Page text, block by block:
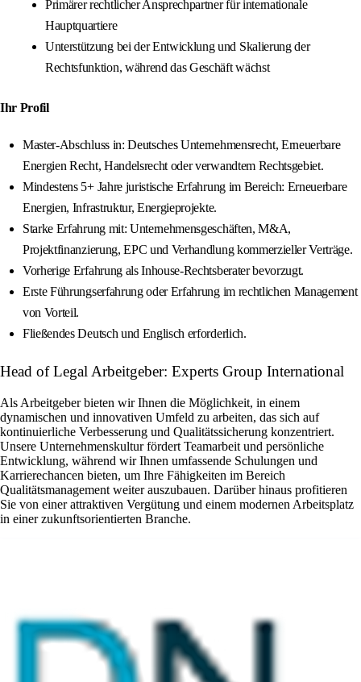
Primärer rechtlicher Ansprechpartner für internationale
Hauptquartiere
Unterstützung bei der Entwicklung und Skalierung der
Rechtsfunktion, während das Geschäft wächst
Ihr Profil
Master-Abschluss in: Deutsches Unternehmensrecht, Erneuerbare
Energien Recht, Handelsrecht oder verwandtem Rechtsgebiet.
Mindestens 5+ Jahre juristische Erfahrung im Bereich: Erneuerbare
Energien, Infrastruktur, Energieprojekte.
Starke Erfahrung mit: Unternehmensgeschäften, M&A,
Projektfinanzierung, EPC und Verhandlung kommerzieller Verträge.
Vorherige Erfahrung als Inhouse-Rechtsberater bevorzugt.
Erste Führungserfahrung oder Erfahrung im rechtlichen Management
von Vorteil.
Fließendes Deutsch und Englisch erforderlich.
Head of Legal Arbeitgeber: Experts Group International
Als Arbeitgeber bieten wir Ihnen die Möglichkeit, in einem
dynamischen und innovativen Umfeld zu arbeiten, das sich auf
kontinuierliche Verbesserung und Qualitätssicherung konzentriert.
Unsere Unternehmenskultur fördert Teamarbeit und persönliche
Entwicklung, während wir Ihnen umfassende Schulungen und
Karrierechancen bieten, um Ihre Fähigkeiten im Bereich
Qualitätsmanagement weiter auszubauen. Darüber hinaus profitieren
Sie von einer attraktiven Vergütung und einem modernen Arbeitsplatz
in einer zukunftsorientierten Branche.